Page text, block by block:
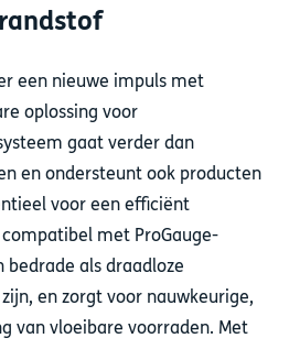
een nieuwe impuls met
oplossing voor
gaat verder dan
en ondersteunt ook producten
voor een efficiënt
met ProGauge-
als draadloze
en zorgt voor nauwkeurige,
van vloeibare voorraden. Met